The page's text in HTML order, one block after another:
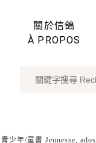
關於信鴿
À PROPOS
青少年/童書 Jeunesse, ados